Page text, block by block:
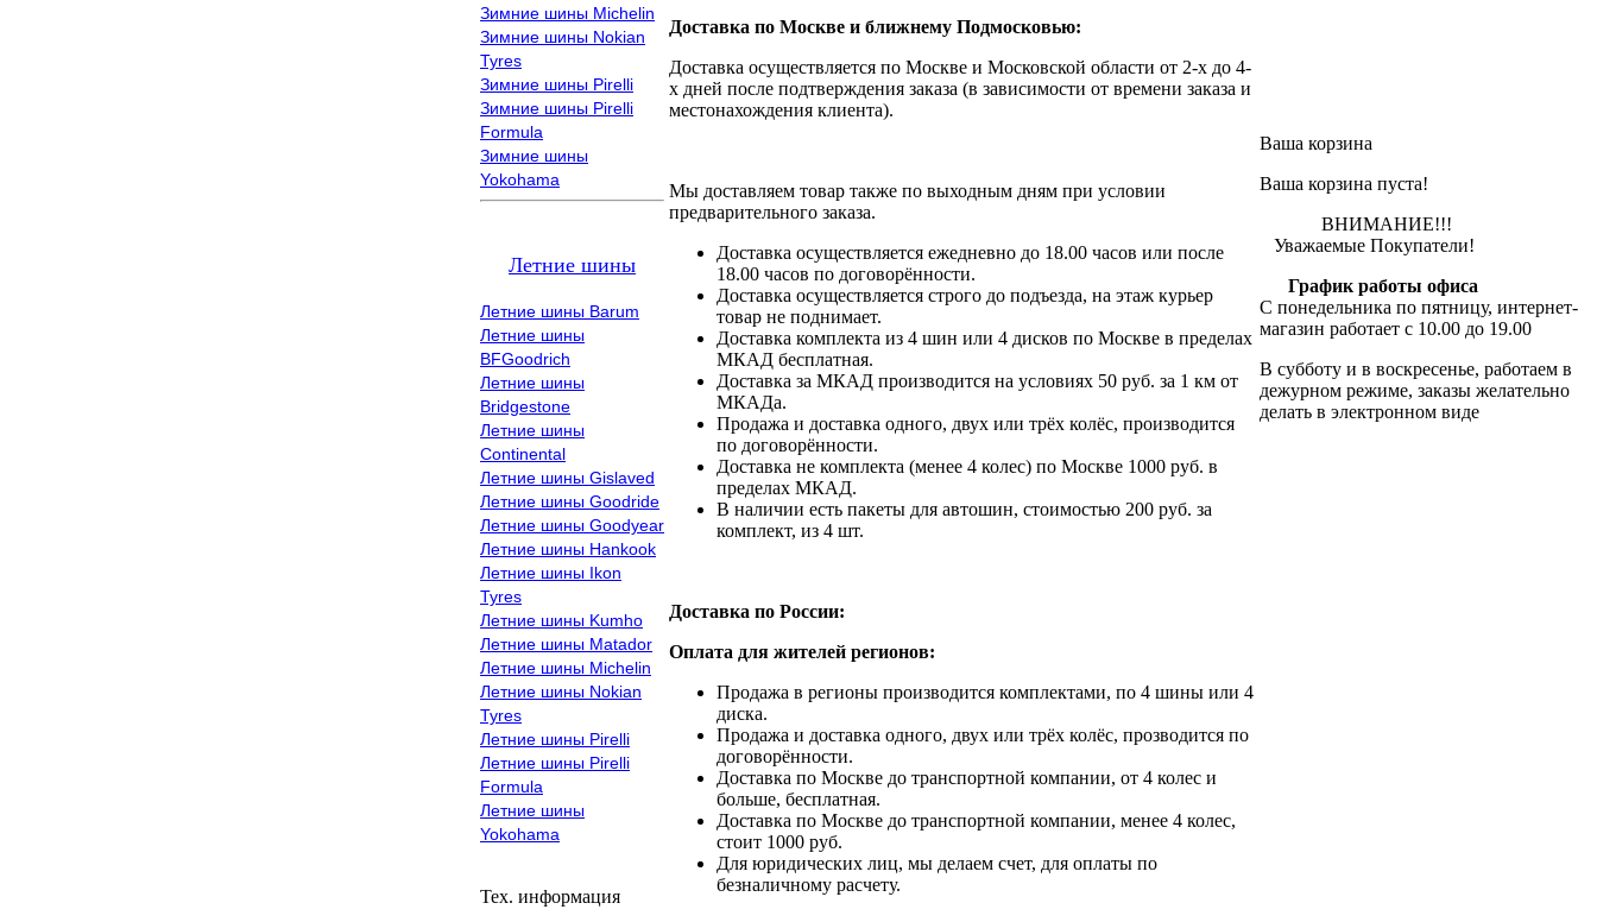
Зимние шины Michelin
Зимние шины Nokian
Tyres
Зимние шины Pirelli
Зимние шины Pirelli
Formula
Зимние шины
Yokohama
Летние шины
Летние шины Barum
Летние шины
BFGoodrich
Летние шины
Bridgestone
Летние шины
Continental
Летние шины Gislaved
Летние шины Goodride
Летние шины Goodyear
Летние шины Hankook
Летние шины Ikon
Tyres
Летние шины Kumho
Летние шины Matador
Летние шины Michelin
Летние шины Nokian
Tyres
Летние шины Pirelli
Летние шины Pirelli
Formula
Летние шины
Yokohama
Тех. информация
Доставка по Москве и ближнему Подмосковью:
Доставка осуществляется по Москве и Московской области от 2-х до 4-
х дней после подтверждения заказа (в зависимости от времени заказа и
местонахождения клиента).
Мы доставляем товар также по выходным дням при условии
предварительного заказа.
Доставка осуществляется ежедневно до 18.00 часов или после
18.00 часов по договорённости.
Доставка осуществляется строго до подъезда, на этаж курьер
товар не поднимает.
Доставка комплекта из 4 шин или 4 дисков по Москве в пределах
МКАД бесплатная.
Доставка за МКАД производится на условиях 50 руб. за 1 км от
МКАДа.
Продажа и доставка одного, двух или трёх колёс, производится
по договорённости.
Доставка не комплекта (менее 4 колес) по Москве 1000 руб. в
пределах МКАД.
В наличии есть пакеты для автошин, стоимостью 200 руб. за
комплект, из 4 шт.
Доставка по России:
Оплата для жителей регионов:
Продажа в регионы производится комплектами, по 4 шины или 4
диска.
Продажа и доставка одного, двух или трёх колёс, прозводится по
договорённости.
Доставка по Москве до транспортной компании, от 4 колес и
больше, бесплатная.
Доставка по Москве до транспортной компании, менее 4 колес,
стоит 1000 руб.
Для юридических лиц, мы делаем счет, для оплаты по
безналичному расчету.
Ваша корзина
Ваша корзина пуста!
ВНИМАНИЕ!!!
Уважаемые Покупатели!
График работы офиса
С понедельника по пятницу, интернет-
магазин работает с 10.00 до 19.00
В субботу и в воскресенье, работаем в
дежурном режиме, заказы желательно
делать в электронном виде